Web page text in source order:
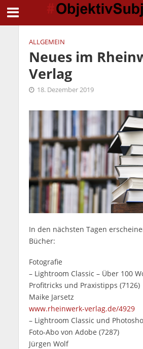
ALLGEMEIN
Neues im
Verlag
18. Dezember 2019
In den nächsten Tagen
Bücher:
Fotografie
– Lightroom Classic – Über 100
Profitricks und Praxistipps (7126)
Maike Jarsetz
www.rheinwerk-verlag.de/4929
– Lightroom Classic und
Foto-Abo von Adobe (7287)
Jürgen Wolf